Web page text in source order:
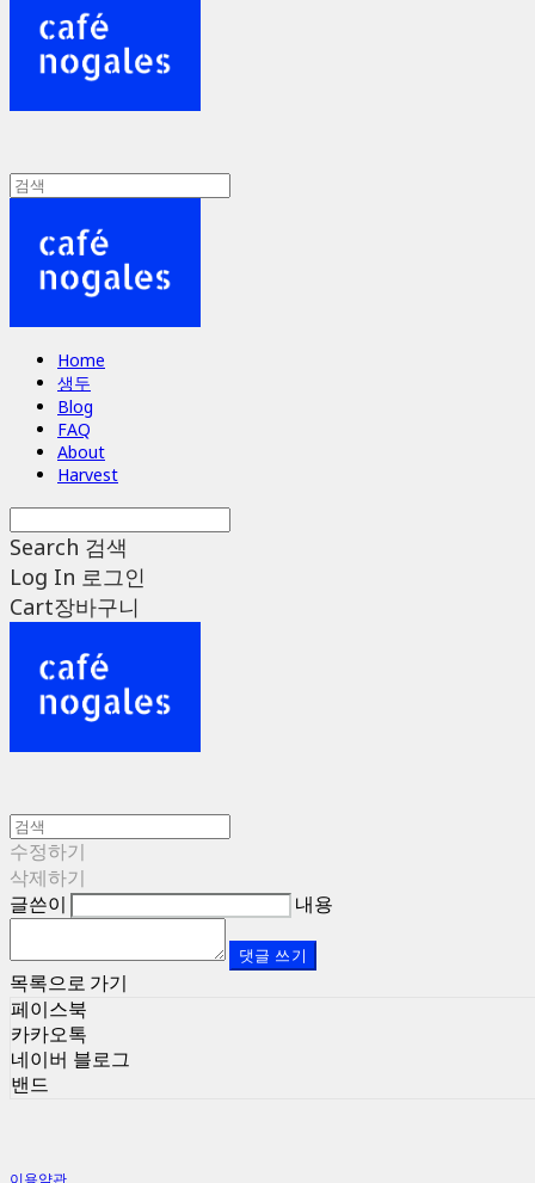
Home
생두
Blog
FAQ
About
Harvest
Search 검색
Log In 로그인
Cart장바구니
수정하기
삭제하기
글쓴이
내용
댓글 쓰기
목록으로 가기
페이스북
카카오톡
네이버 블로그
밴드
이용약관